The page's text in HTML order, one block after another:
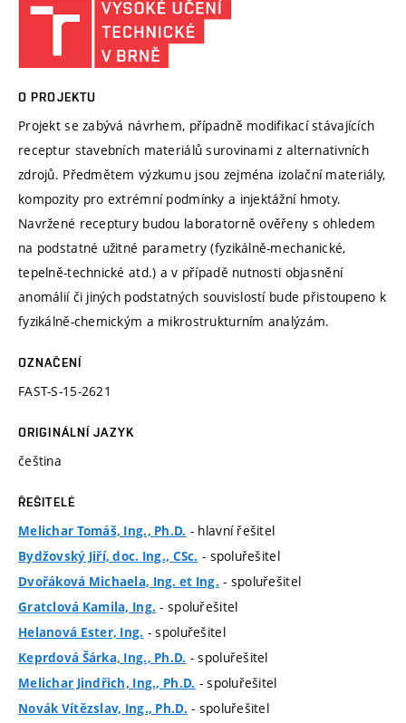
O PROJEKTU
Projekt se zabývá návrhem, případně modifikací stávajících
receptur stavebních materiálů surovinami z alternativních
zdrojů. Předmětem výzkumu jsou zejména izolační materiály,
kompozity pro extrémní podmínky a injektážní hmoty.
Navržené receptury budou laboratorně ověřeny s ohledem
na podstatné užitné parametry (fyzikálně-mechanické,
tepelně-technické atd.) a v případě nutnosti objasnění
anomálií či jiných podstatných souvislostí bude přistoupeno k
fyzikálně-chemickým a mikrostrukturním analýzám.
OZNAČENÍ
FAST-S-15-2621
ORIGINÁLNÍ JAZYK
čeština
ŘEŠITELÉ
Melichar Tomáš, Ing., Ph.D. - hlavní řešitel
Bydžovský Jiří, doc. Ing., CSc. - spoluřešitel
Dvořáková Michaela, Ing. et Ing. - spoluřešitel
Gratclová Kamila, Ing. - spoluřešitel
Helanová Ester, Ing. - spoluřešitel
Keprdová Šárka, Ing., Ph.D. - spoluřešitel
Melichar Jindřich, Ing., Ph.D. - spoluřešitel
Novák Vítězslav, Ing., Ph.D. - spoluřešitel